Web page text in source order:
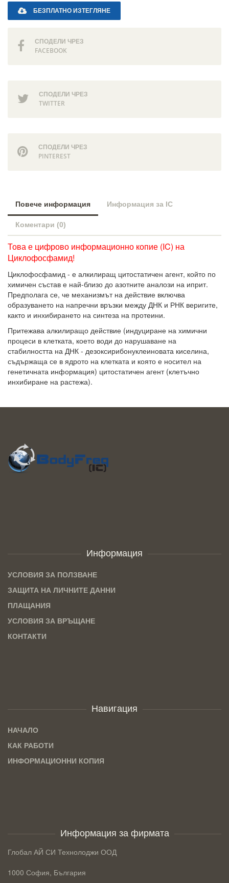
БЕЗПЛАТНО ИЗТЕГЛЯНЕ
СПОДЕЛИ ЧРЕЗ
FACEBOOK
СПОДЕЛИ ЧРЕЗ
TWITTER
СПОДЕЛИ ЧРЕЗ
PINTEREST
Повече информация Информация за IC
Коментари (0)
Това е цифрово информационно копие (IC) на
Циклофосфамид!
Циклофосфамид - е алкилиращ цитостатичен агент, който по
химичен състав е най-близо до азотните аналози на иприт.
Предполага се, че механизмът на действие включва
образуването на напречни връзки между ДНК и РНК веригите,
както и инхибирането на синтеза на протеини.
Притежава алкилиращо действие (индуциране на химични
процеси в клетката, което води до нарушаване на
стабилността на ДНК - дезоксирибонуклеиновата киселина,
съдържаща се в ядрото на клетката и която е носител на
генетичната информация) цитостатичен агент (клетъчно
инхибиране на растежа).
Информация
УСЛОВИЯ ЗА ПОЛЗВАНЕ
ЗАЩИТА НА ЛИЧНИТЕ ДАННИ
ПЛАЩАНИЯ
УСЛОВИЯ ЗА ВРЪЩАНЕ
КОНТАКТИ
Навигация
НАЧАЛО
КАК РАБОТИ
ИНФОРМАЦИОННИ КОПИЯ
Информация за фирмата
Глобал АЙ СИ Технолоджи ООД
1000 София, България